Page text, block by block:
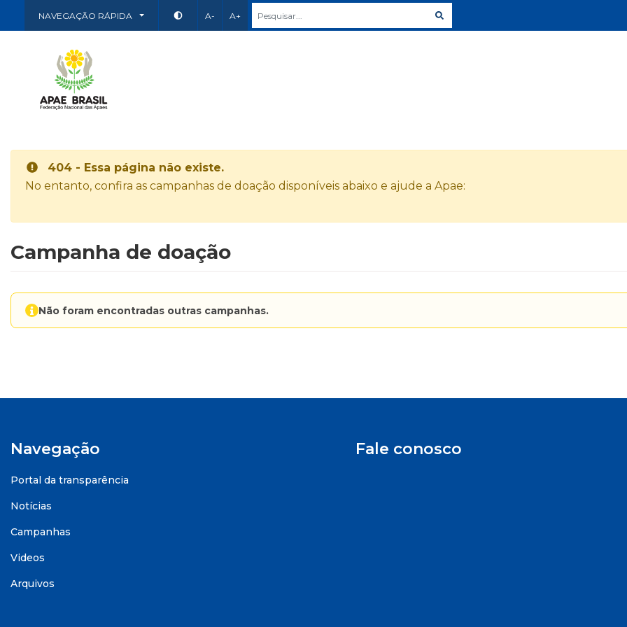
NAVEGAÇÃO RÁPIDA A- A+
404 - Essa página não existe.
No entanto, confira as campanhas de doação disponíveis abaixo e ajude a Apae:
Campanha de doação
Não foram encontradas outras campanhas.
Navegação
Portal da transparência
Notícias
Campanhas
Videos
Arquivos
Fale conosco